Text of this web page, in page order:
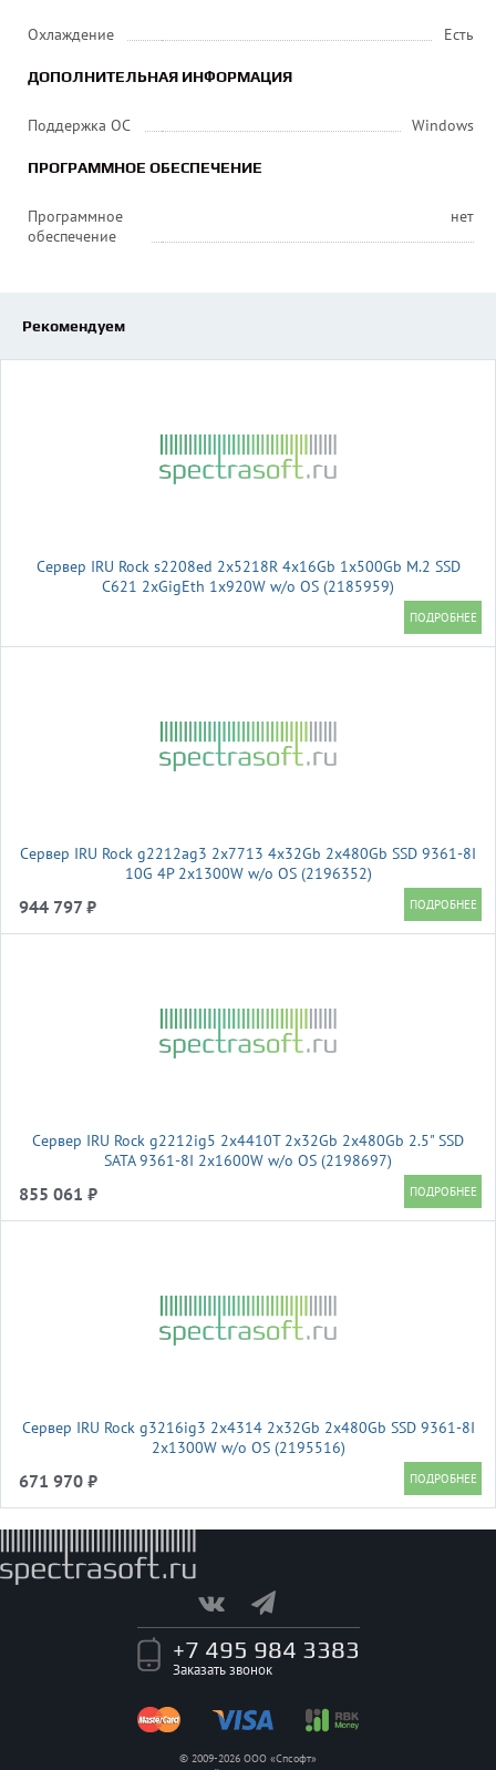
Охлаждение Есть
ДОПОЛНИТЕЛЬНАЯ ИНФОРМАЦИЯ
Поддержка ОС Windows
ПРОГРАММНОЕ ОБЕСПЕЧЕНИЕ
Программное
обеспечение
нет
Рекомендуем
Сервер IRU Rock s2208ed 2x5218R 4x16Gb 1x500Gb M.2 SSD
С621 2xGigEth 1x920W w/o OS (2185959)
Сервер IRU Rock g2212ag3 2x7713 4x32Gb 2x480Gb SSD 9361-8I
10G 4P 2x1300W w/o OS (2196352)
944 797 ₽
Сервер IRU Rock g2212ig5 2x4410T 2x32Gb 2x480Gb 2.5" SSD
SATA 9361-8I 2x1600W w/o OS (2198697)
855 061 ₽
Сервер IRU Rock g3216ig3 2x4314 2x32Gb 2x480Gb SSD 9361-8I
2x1300W w/o OS (2195516)
671 970 ₽
+7 495 984 3383
Заказать звонок
© 2009-2026 ООО «Спсофт»